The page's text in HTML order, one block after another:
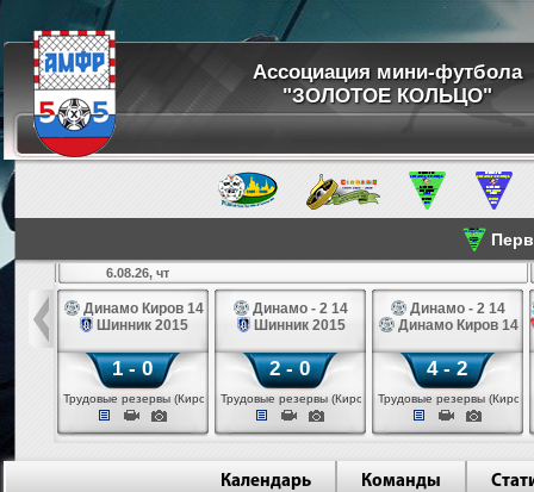
Ассоциация мини-футбола
"ЗОЛОТОЕ КОЛЬЦО"
14
6.08.26, чт
Динамо Киров 14
Шинник 2015
1 - 0
Трудовые резервы (Киров)
Динамо - 2 14
Шинник 2015
2 - 0
Трудовые резервы (Киров)
Динамо - 2 14
Динамо Киров 14
4 - 2
Трудовые резервы (Киров)
Календарь Команды